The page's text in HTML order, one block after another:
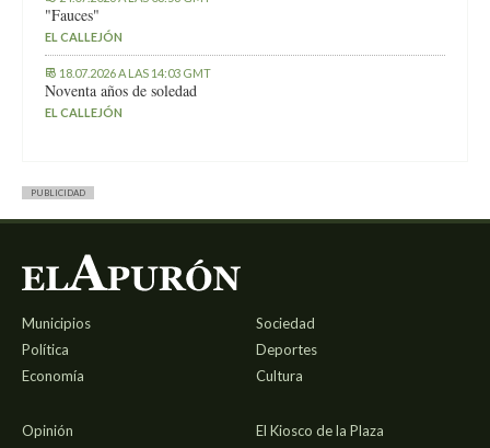
"Fauces"
EL CALLEJÓN
18.07.2026 A LAS 14:03 GMT
Noventa años de soledad
EL CALLEJÓN
PUBLICIDAD
Municipios
Política
Economía
Sociedad
Deportes
Cultura
Opinión El Kiosco de la Plaza